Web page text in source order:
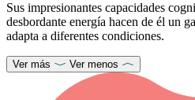
Sus impresionantes capacidades
desbordante energía hacen de él un
adapta a diferentes condiciones.
Ver más Ver menos